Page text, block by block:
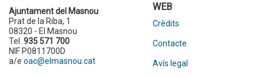
Ajuntament del Masnou
Prat de la Riba, 1
08320 - El Masnou
Tel. 935 571 700
NIF P0811700D
a/e oac@elmasnou.cat
WEB
Crèdits
Contacte
Avís legal